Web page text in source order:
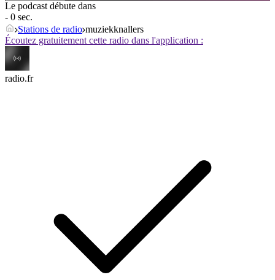
Le podcast débute dans
- 0 sec.
Stations de radio muziekknallers
Écoutez gratuitement cette radio dans l'application :
radio.fr